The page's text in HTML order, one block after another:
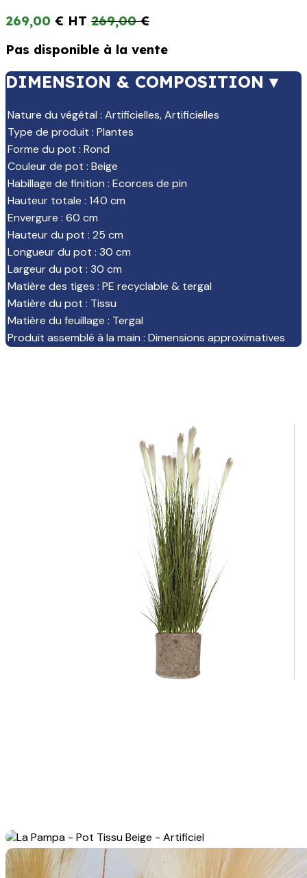
269,00 € 269,00€
Pas disponible à la vente
DIMENSION & COMPOSITION ▾
Nature du végétal : Artificielles,Artificielles
Type de produit : Plantes
Forme du pot : Rond
Couleur de pot : Beige
Habillage de finition : Ecorces de pin
Hauteur totale : 140 cm
Envergure : 60 cm
Hauteur du pot : 25 cm
Longueur du pot : 30 cm
Largeur du pot : 30 cm
Matière des tiges : PE recyclable & tergal
Matière du pot : Tissu
Matière du feuillage : Tergal
Produit assemblé à la main : Dimensions approximatives